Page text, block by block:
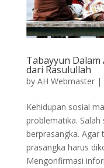
Tabayyun
dari Rasulullah
by AH Webmaster|
Kehidupan sosial
problematika.
berprasangka.
prasangka harus
Mengonfirmasi